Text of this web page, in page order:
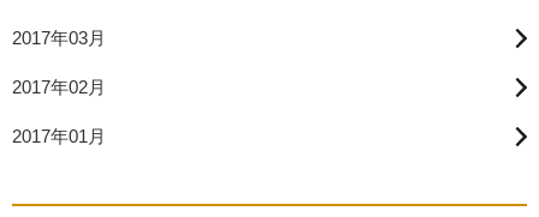
2017年03月
2017年02月
2017年01月